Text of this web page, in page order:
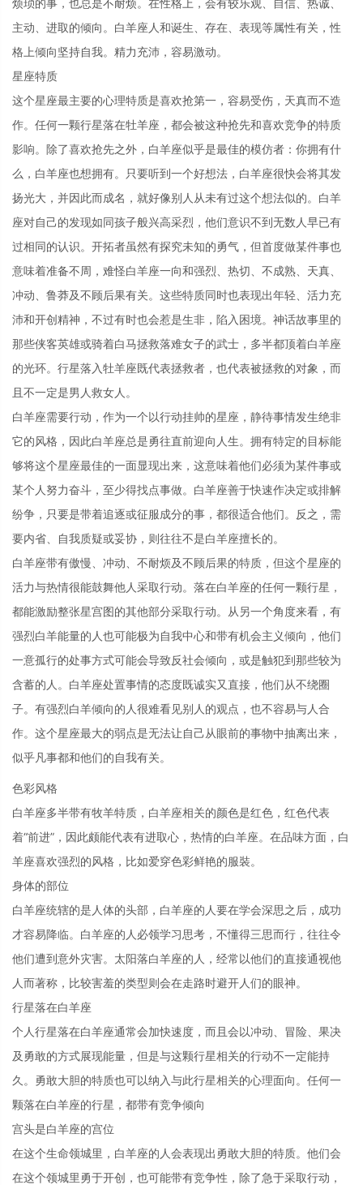
主动、进取的倾向。白羊座人和诞生、存在、表现等属性有关，性
格上倾向坚持自我。精力充沛，容易激动。
星座特质
这个星座最主要的心理特质是喜欢抢第一，容易受伤，天真而不造
作。任何一颗行星落在牡羊座，都会被这种抢先和喜欢竞争的特质
影响。除了喜欢抢先之外，白羊座似乎是最佳的模仿者：你拥有什
么，白羊座也想拥有。只要听到一个好想法，白羊座很快会将其发
扬光大，并因此而成名，就好像别人从未有过这个想法似的。白羊
座对自己的发现如同孩子般兴高采烈，他们意识不到无数人早已有
过相同的认识。开拓者虽然有探究未知的勇气，但首度做某件事也
意味着准备不周，难怪白羊座一向和强烈、热切、不成熟、天真、
冲动、鲁莽及不顾后果有关。这些特质同时也表现出年轻、活力充
沛和开创精神，不过有时也会惹是生非，陷入困境。神话故事里的
那些侠客英雄或骑着白马拯救落难女子的武士，多半都顶着白羊座
的光环。行星落入牡羊座既代表拯救者，也代表被拯救的对象，而
且不一定是男人救女人。
白羊座需要行动，作为一个以行动挂帅的星座，静待事情发生绝非
它的风格，因此白羊座总是勇往直前迎向人生。拥有特定的目标能
够将这个星座最佳的一面显现出来，这意味着他们必须为某件事或
某个人努力奋斗，至少得找点事做。白羊座善于快速作决定或排解
纷争，只要是带着追逐或征服成分的事，都很适合他们。反之，需
要内省、自我质疑或妥协，则往往不是白羊座擅长的。
白羊座带有傲慢、冲动、不耐烦及不顾后果的特质，但这个星座的
活力与热情很能鼓舞他人采取行动。落在白羊座的任何一颗行星，
都能激励整张星宫图的其他部分采取行动。从另一个角度来看，有
强烈白羊能量的人也可能极为自我中心和带有机会主义倾向，他们
一意孤行的处事方式可能会导致反社会倾向，或是触犯到那些较为
含蓄的人。白羊座处置事情的态度既诚实又直接，他们从不绕圈
子。有强烈白羊倾向的人很难看见别人的观点，也不容易与人合
作。这个星座最大的弱点是无法让自己从眼前的事物中抽离出来，
似乎凡事都和他们的自我有关。
色彩风格
白羊座多半带有牧羊特质，白羊座相关的颜色是红色，红色代表
着“前进”，因此颇能代表有进取心，热情的白羊座。在品味方面，白
羊座喜欢强烈的风格，比如爱穿色彩鲜艳的服裝。
身体的部位
白羊座统辖的是人体的头部，白羊座的人要在学会深思之后，成功
才容易降临。白羊座的人必领学习思考，不懂得三思而行，往往令
他们遭到意外灾害。太阳落白羊座的人，经常以他们的直接通视他
人而著称，比较害羞的类型则会在走路时避开人们的眼神。
行星落在白羊座
个人行星落在白羊座通常会加快速度，而且会以冲动、冒险、果决
及勇敢的方式展现能量，但是与这颗行星相关的行动不一定能持
久。勇敢大胆的特质也可以纳入与此行星相关的心理面向。任何一
颗落在白羊座的行星，都带有竞争倾向
宫头是白羊座的宫位
在这个生命领城里，白羊座的人会表现出勇敢大胆的特质。他们会
在这个领城里勇于开创，也可能带有竞争性，除了急于采取行动，